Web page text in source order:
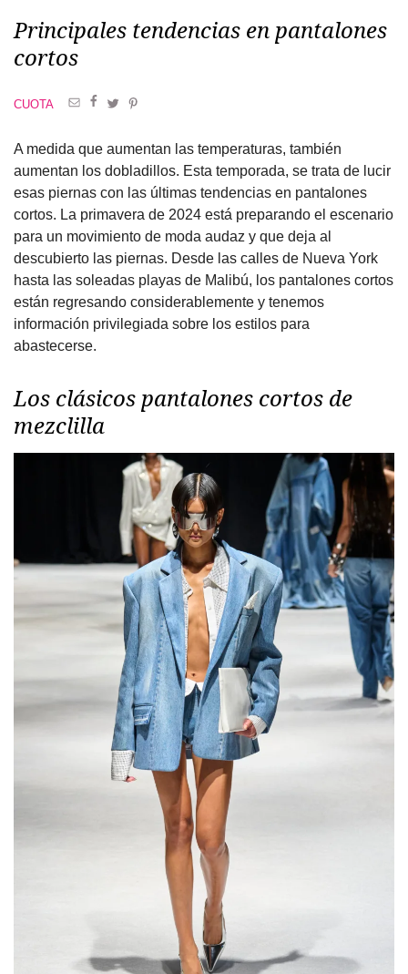
Principales tendencias en pantalones
cortos
CUOTA
A medida que aumentan las temperaturas, también
aumentan los dobladillos. Esta temporada, se trata de lucir
esas piernas con las últimas tendencias en pantalones
cortos. La primavera de 2024 está preparando el escenario
para un movimiento de moda audaz y que deja al
descubierto las piernas. Desde las calles de Nueva York
hasta las soleadas playas de Malibú, los pantalones cortos
están regresando considerablemente y tenemos
información privilegiada sobre los estilos para
abastecerse.
Los clásicos pantalones cortos de
mezclilla